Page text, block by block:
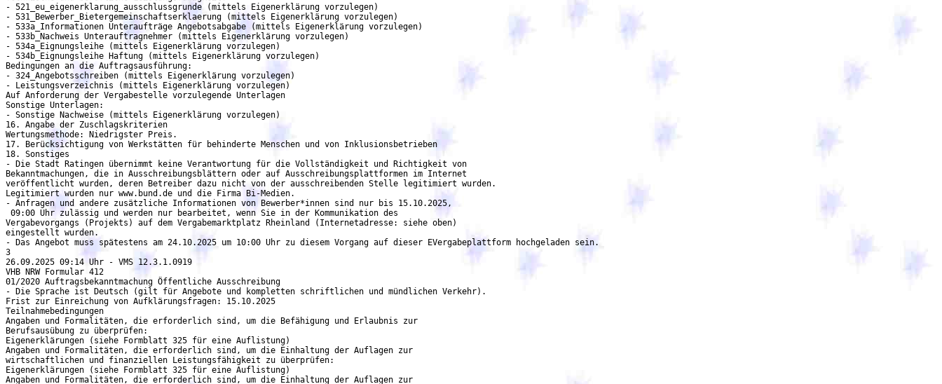
- 521_eu_eigenerklarung_ausschlussgrunde (mittels Eigenerklärung vorzulegen)
- 531_Bewerber_Bietergemeinschaftserklaerung (mittels Eigenerklärung vorzulegen)
- 533a_Informationen Unteraufträge Angebotsabgabe (mittels Eigenerklärung vorzulegen)
- 533b_Nachweis Unterauftragnehmer (mittels Eigenerklärung vorzulegen)
- 534a_Eignungsleihe (mittels Eigenerklärung vorzulegen)
- 534b_Eignungsleihe Haftung (mittels Eigenerklärung vorzulegen)
Bedingungen an die Auftragsausführung:
- 324_Angebotsschreiben (mittels Eigenerklärung vorzulegen)
- Leistungsverzeichnis (mittels Eigenerklärung vorzulegen)
Auf Anforderung der Vergabestelle vorzulegende Unterlagen
Sonstige Unterlagen:
- Sonstige Nachweise (mittels Eigenerklärung vorzulegen)
16. Angabe der Zuschlagskriterien
Wertungsmethode: Niedrigster Preis.
17. Berücksichtigung von Werkstätten für behinderte Menschen und von Inklusionsbetrieben
18. Sonstiges
- Die Stadt Ratingen übernimmt keine Verantwortung für die Vollständigkeit und Richtigkeit von
Bekanntmachungen, die in Ausschreibungsblättern oder auf Ausschreibungsplattformen im Internet
veröffentlicht wurden, deren Betreiber dazu nicht von der ausschreibenden Stelle legitimiert wurden.
Legitimiert wurden nur www.bund.de und die Firma Bi-Medien.
- Anfragen und andere zusätzliche Informationen von Bewerber*innen sind nur bis 15.10.2025,
09:00 Uhr zulässig und werden nur bearbeitet, wenn Sie in der Kommunikation des
Vergabevorgangs (Projekts) auf dem Vergabemarktplatz Rheinland (Internetadresse: siehe oben)
eingestellt wurden.
- Das Angebot muss spätestens am 24.10.2025 um 10:00 Uhr zu diesem Vorgang auf dieser EVergabeplattform hochgeladen sein.
3
26.09.2025 09:14 Uhr - VMS 12.3.1.0919
VHB NRW Formular 412
01/2020 Auftragsbekanntmachung Öffentliche Ausschreibung
- Die Sprache ist Deutsch (gilt für Angebote und kompletten schriftlichen und mündlichen Verkehr).
Frist zur Einreichung von Aufklärungsfragen: 15.10.2025
Teilnahmebedingungen
Angaben und Formalitäten, die erforderlich sind, um die Befähigung und Erlaubnis zur
Berufsausübung zu überprüfen:
Eigenerklärungen (siehe Formblatt 325 für eine Auflistung)
Angaben und Formalitäten, die erforderlich sind, um die Einhaltung der Auflagen zur
wirtschaftlichen und finanziellen Leistungsfähigkeit zu überprüfen:
Eigenerklärungen (siehe Formblatt 325 für eine Auflistung)
Angaben und Formalitäten, die erforderlich sind, um die Einhaltung der Auflagen zur